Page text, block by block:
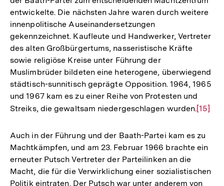
entwickelte. Die nächsten Jahre waren durch weitere
innenpolitische Auseinandersetzungen
gekennzeichnet. Kaufleute und Handwerker, Vertreter
des alten Großbürgertums, nasseristische Kräfte
sowie religiöse Kreise unter Führung der
Muslimbrüder bildeten eine heterogene, überwiegend
städtisch-sunnitisch geprägte Opposition. 1964, 1965
und 1967 kam es zu einer Reihe von Protesten und
Streiks, die gewaltsam niedergeschlagen wurden.Zur
der
[15]
Auch in der Führung und der Baath-Partei kam es zu
Machtkämpfen, und am 23. Februar 1966 brachte ein
erneuter Putsch Vertreter der Parteilinken an die
Macht, die für die Verwirklichung einer sozialistischen
Politik eintraten. Der Putsch war unter anderem von